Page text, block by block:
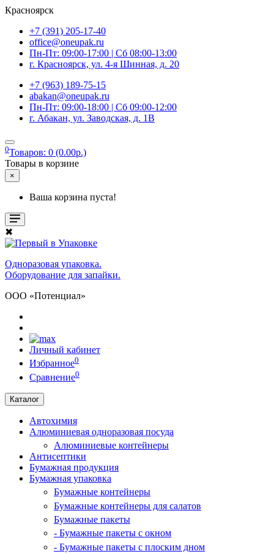
Красноярск
+7 (391) 205-17-40
office@oneupak.ru
Пн-Пт: 09:00-17:00 | Сб 08:00-13:00
г. Красноярск, ул. 4-я Шинная, д. 20
+7 (963) 189-75-15
abakan@oneupak.ru
Пн-Пт: 09:00-18:00 | Сб 09:00-12:00
г. Абакан, ул. Заводская, д. 1В
0Товаров: 0 (0.00р.)
Товары в корзине
×
Ваша корзина пуста!
✖
Одноразовая упаковка.
Оборудование для запайки.
ООО «Потенциал»
Личный кабинет
Избранное0
Сравнение0
Каталог
Автохимия
Алюминиевая одноразовая посуда
Алюминиевые контейнеры
Антисептики
Бумажная продукция
Бумажная упаковка
Бумажные контейнеры
Бумажные контейнеры для салатов
Бумажные пакеты
- Бумажные пакеты с окном
- Бумажные пакеты с плоским дном